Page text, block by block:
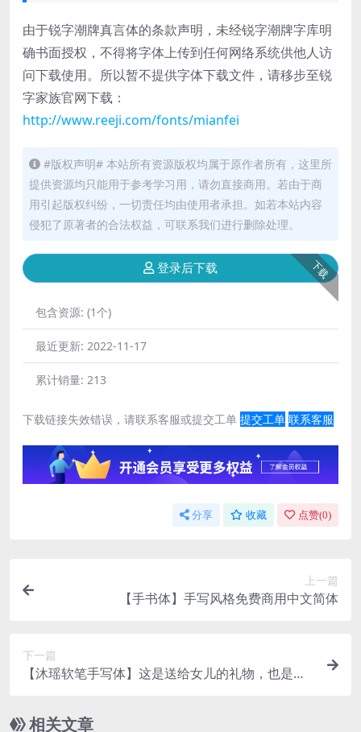
由于锐字潮牌真言体的条款声明，未经锐字潮牌字库明
确书面授权，不得将字体上传到任何网络系统供他人访
问下载使用。所以暂不提供字体下载文件，请移步至锐
字家族官网下载：
http://www.reeji.com/fonts/mianfei
#版权声明# 本站所有资源版权均属于原作者所有，这里所
提供资源均只能用于参考学习用，请勿直接商用。若由于商
用引起版权纠纷，一切责任均由使用者承担。如若本站内容
侵犯了原著者的合法权益，可联系我们进行删除处理。
下载
登录后下载
包含资源: (1个)
最近更新: 2022-11-17
累计销量: 213
下载链接失效错误，请联系客服或提交工单 提交工单 联系客服
分享 收藏 点赞(0)
上一篇
【手书体】手写风格免费商用中文简体
下一篇
【沐瑶软笔手写体】这是送给女儿的礼物，也是送
相关文章